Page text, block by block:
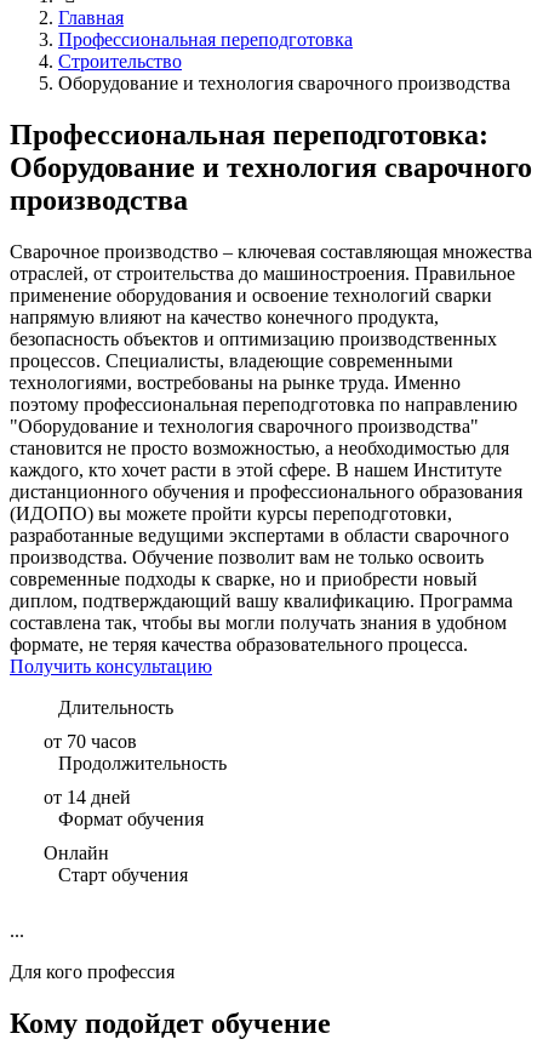
Главная
Профессиональная переподготовка
Строительство
Оборудование и технология сварочного производства
Профессиональная переподготовка:
Оборудование и технология сварочного
производства
Сварочное производство – ключевая составляющая множества
отраслей, от строительства до машиностроения. Правильное
применение оборудования и освоение технологий сварки
напрямую влияют на качество конечного продукта,
безопасность объектов и оптимизацию производственных
процессов. Специалисты, владеющие современными
технологиями, востребованы на рынке труда. Именно
поэтому профессиональная переподготовка по направлению
"Оборудование и технология сварочного производства"
становится не просто возможностью, а необходимостью для
каждого, кто хочет расти в этой сфере. В нашем Институте
дистанционного обучения и профессионального образования
(ИДОПО) вы можете пройти курсы переподготовки,
разработанные ведущими экспертами в области сварочного
производства. Обучение позволит вам не только освоить
современные подходы к сварке, но и приобрести новый
диплом, подтверждающий вашу квалификацию. Программа
составлена так, чтобы вы могли получать знания в удобном
формате, не теряя качества образовательного процесса.
Получить консультацию
Длительность
от 70 часов
Продолжительность
от 14 дней
Формат обучения
Онлайн
Старт обучения
...
Для кого профессия
Кому подойдет обучение